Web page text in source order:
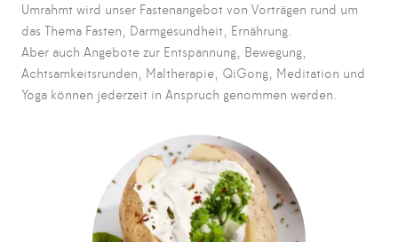
Umrahmt wird unser Fastenangebot von Vorträgen rund um
das Thema Fasten, Darmgesundheit, Ernährung.
Aber auch Angebote zur Entspannung, Bewegung,
Achtsamkeitsrunden, Maltherapie, QiGong, Meditation und
Yoga können jederzeit in Anspruch genommen werden.